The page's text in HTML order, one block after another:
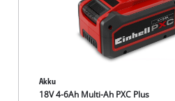
Akku
18V 4-6Ah Multi-Ah PXC Plus